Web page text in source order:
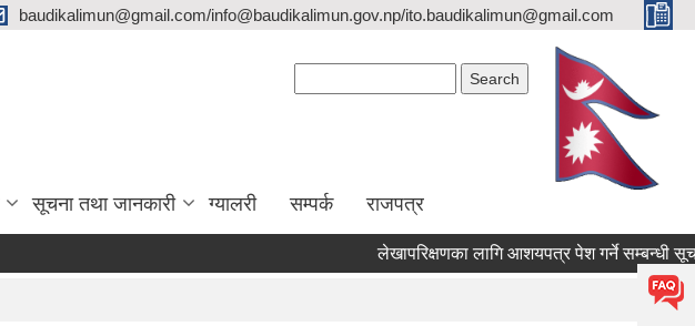
baudikalimun@gmail.com/info@baudikalimun.gov.np/ito.baudikalimun@gmail.com
सूचना तथा जानकारी ग्यालरी सम्पर्क राजपत्र
लेखापरिक्षणका लागि आशयपत्र पेश गर्ने सम्बन्धी सूचना
लेखापरिक्षणका लागि आशयपत्र पेश गर्ने सम्बन्धी सूचना